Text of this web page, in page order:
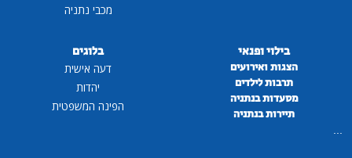
מכבי נתניה
בילוי ופנאי
הצגות ואירועים
תרבות לילדים
מסעדות בנתניה
תיירות בנתניה
...
בלוגים
דעה אישית
יהדות
הפינה המשפטית